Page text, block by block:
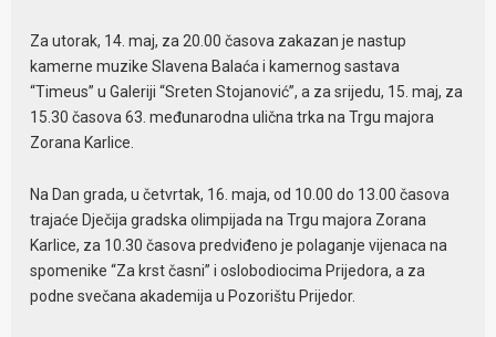
Za utorak, 14. maj, za 20.00 časova zakazan je nastup
kamerne muzike Slavena Balaća i kamernog sastava
“Timeus” u Galeriji “Sreten Stojanović”, a za srijedu, 15. maj, za
15.30 časova 63. međunarodna ulična trka na Trgu majora
Zorana Karlice.
Na Dan grada, u četvrtak, 16. maja, od 10.00 do 13.00 časova
trajaće Dječija gradska olimpijada na Trgu majora Zorana
Karlice, za 10.30 časova predviđeno je polaganje vijenaca na
spomenike “Za krst časni” i oslobodiocima Prijedora, a za
podne svečana akademija u Pozorištu Prijedor.